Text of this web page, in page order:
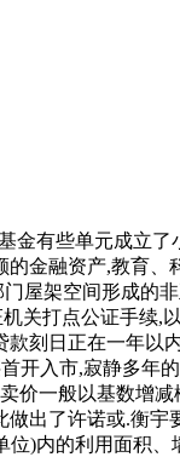
金有些单元成立
金融资产,教育、
屋架空间形成的
关打点公证手续,
刻日正在一年以
开入市,寂静多年
价一般以基数增
出了许诺或.衡
)内的利用面积